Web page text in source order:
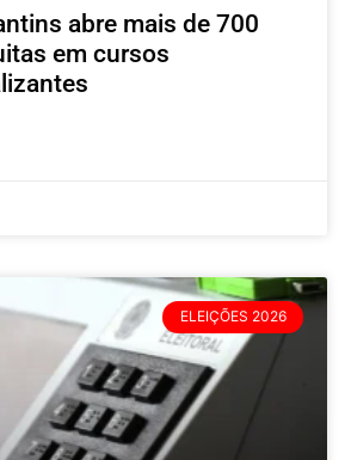
abre mais de 700
em cursos
ELEIÇÕES 2026